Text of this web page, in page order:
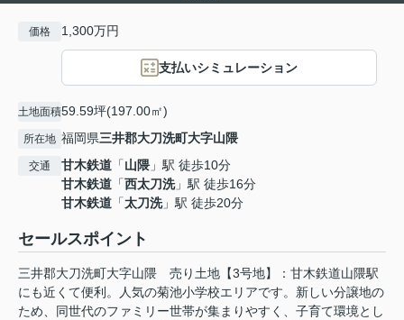
価格 1,300万円
支払いシミュレーション
土地面積59.59坪(197.00㎡)
所在地 福岡県三井郡大刀洗町大字山隈
交通 甘木鉄道 「山隈 」駅 徒歩10分
甘木鉄道 「西太刀洗」駅 徒歩16分
甘木鉄道 「太刀洗」駅 徒歩20分
セールスポイント
三井郡大刀洗町大字山隈 売り土地【3号地】：甘木鉄道山隈駅
にも近くて便利。人気の菊池小学校エリアです。新しい分譲地の
ため、同世代のファミリー世帯が集まりやすく、子育て環境とし